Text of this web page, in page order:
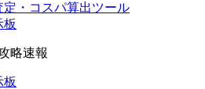
・コスパ算出ツール
板
略速報
板